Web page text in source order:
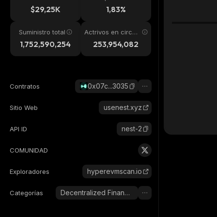
$29,25K 1,83%
Suministro total
1,752,590,254
Actrivos en circul
ación253,954,082
Contratos 0x07c...3035
Sitio Web usenest.xyz
API ID nest-2
COMUNIDAD
Exploradores hyperevmscan.io
Categorías Decentralized Finance (DeFi)